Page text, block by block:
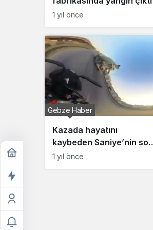
1 yıl önce
Kazada hayatını
kaybeden Saniye’nin son
anları kask kamerasında
Gebze Haber
1 yıl önce